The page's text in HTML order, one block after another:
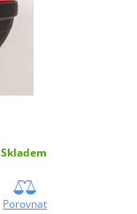
Skladem
Porovnat